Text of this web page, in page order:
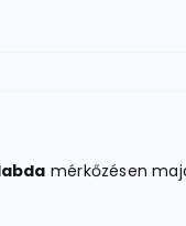
mérkőzésen